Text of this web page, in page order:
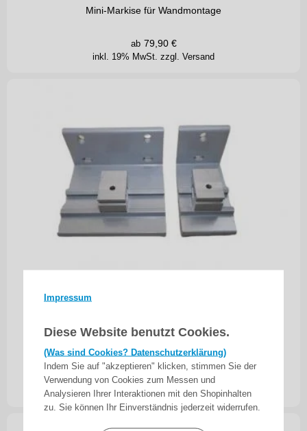
Impressum
Diese Website benutzt Cookies.
(Was sind Cookies? Datenschutzerklärung)
Indem Sie auf "akzeptieren" klicken, stimmen Sie der
Verwendung von Cookies zum Messen und
Analysieren Ihrer Interaktionen mit den Shopinhalten
zu. Sie können Ihr Einverständnis jederzeit widerrufen.
Volant : Nicht Möglich
aus denen Sommerträume sind.
Finden Sie Ihren persönlichen Favoriten: maritime Blautöne,
Die LEWENS-STOF Kollektion
Klicken Sie hier um alle Stoffe im Überblick zu sehen.
Info über Stoff Arten für welche Markisen typen angemessen
sind als PDF
Hier Finden Sie unsere Stoffe 2025 als PDF
Bitte bei Bestellung Stoffnummer oben eintragen) ..!!
Mini-Markise für Wandmontage
inkl. 19% MwSt. zzgl. Versand
ab 79,90€
Mini Gelenkarmmarkise für
Deckenmontage, 90mm und 180m…
inkl. 19% MwSt.zzgl. Versand
ab 79,90€